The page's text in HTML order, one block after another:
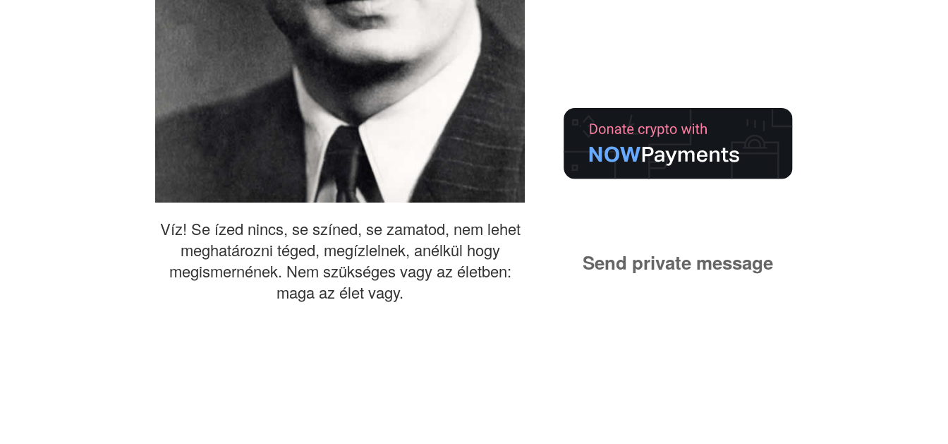
Víz! Se ízed nincs, se színed, se zamatod, nem lehet
meghatározni téged, megízlelnek, anélkül hogy
megismernének. Nem szükséges vagy az életben:
maga az élet vagy.
Send private message